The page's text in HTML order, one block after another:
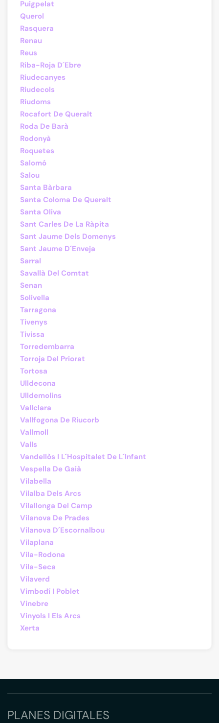
Puigpelat
Querol
Rasquera
Renau
Reus
Riba-Roja D´Ebre
Riudecanyes
Riudecols
Riudoms
Rocafort De Queralt
Roda De Barà
Rodonyà
Roquetes
Salomó
Salou
Santa Bàrbara
Santa Coloma De Queralt
Santa Oliva
Sant Carles De La Ràpita
Sant Jaume Dels Domenys
Sant Jaume D´Enveja
Sarral
Savallà Del Comtat
Senan
Solivella
Tarragona
Tivenys
Tivissa
Torredembarra
Torroja Del Priorat
Tortosa
Ulldecona
Ulldemolins
Vallclara
Vallfogona De Riucorb
Vallmoll
Valls
Vandellòs I L´Hospitalet De L´Infant
Vespella De Gaià
Vilabella
Vilalba Dels Arcs
Vilallonga Del Camp
Vilanova De Prades
Vilanova D´Escornalbou
Vilaplana
Vila-Rodona
Vila-Seca
Vilaverd
Vimbodí I Poblet
Vinebre
Vinyols I Els Arcs
Xerta
PLANES DIGITALES